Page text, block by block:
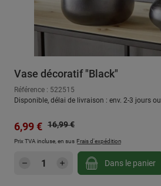
Vase décoratif "Black"
Référence : 522515
Disponible, délai de livraison : env. 2-3 jours
Prix de vente :
6,99 € Prix régulier :
16,99 €
Prix TVA incluse, en sus Frais d'expédition
Quantité de produit :
Dans le panier